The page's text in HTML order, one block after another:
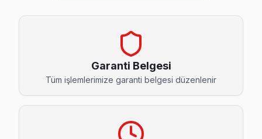
Bahçeşehir 1. Kısım Xiaomi Servis
Xiaomi TV Bahçeşehir 1. Kısım adresinde firmware
Başakşehir Xiaomi Servis →
Bahçeşehir 2. Kısım Xiaomi Servis
Bahçeşehir 2. Kısım'deki Xiaomi TV sahiplerinin yüzde
Başak Xiaomi Servis
Garanti Belgesi
Tüm işlemlerimize garanti belgesi düzenlenir